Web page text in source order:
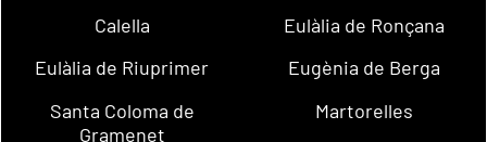
Calella
Eulàlia de Ronçana
Eulàlia de Riuprimer
Eugènia de Berga
Santa Coloma de
Gramenet
Martorelles